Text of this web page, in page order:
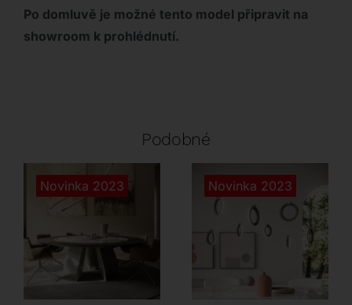
Po domluvě je možné tento model připravit na
showroom k prohlédnutí.
Podobné
Novinka 2023 Novinka 2023
Ozzio